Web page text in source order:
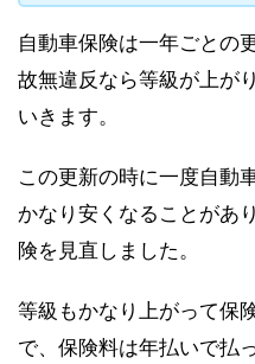
自動車保険は一年ごとの
故無違反なら等級が上が
いきます。
この更新の時に一度自動
かなり安くなることがあ
険を見直しました。
等級もかなり上がって保
で、保険料は年払いで払